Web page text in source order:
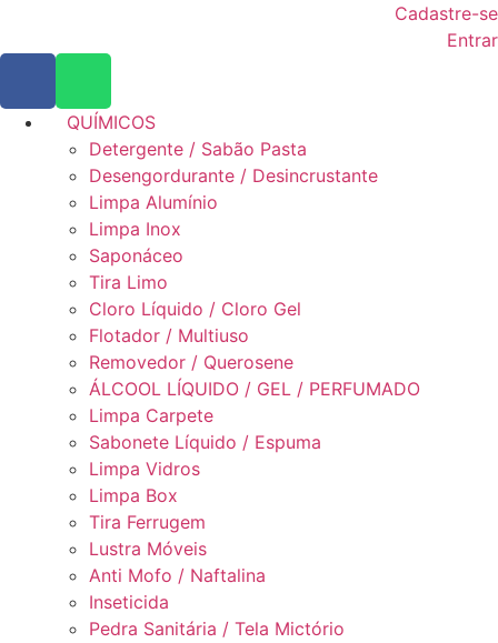
Cadastre-se
Entrar
QUÍMICOS
Detergente / Sabão Pasta
Desengordurante / Desincrustante
Limpa Alumínio
Limpa Inox
Saponáceo
Tira Limo
Cloro Líquido / Cloro Gel
Flotador / Multiuso
Removedor / Querosene
ÁLCOOL LÍQUIDO / GEL / PERFUMADO
Limpa Carpete
Sabonete Líquido / Espuma
Limpa Vidros
Limpa Box
Tira Ferrugem
Lustra Móveis
Anti Mofo / Naftalina
Inseticida
Pedra Sanitária / Tela Mictório